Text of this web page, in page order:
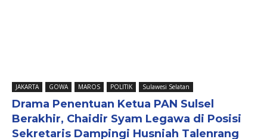
JAKARTA GOWA MAROS POLITIK Sulawesi Selatan
Drama Penentuan Ketua PAN Sulsel
Berakhir, Chaidir Syam Legawa di Posisi
Sekretaris Dampingi Husniah Talenrang